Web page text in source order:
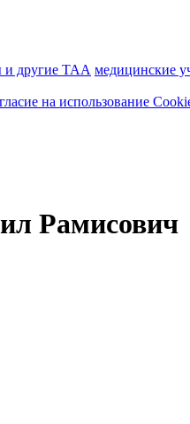
другие ТАА медицинские
на использование
Рамисович